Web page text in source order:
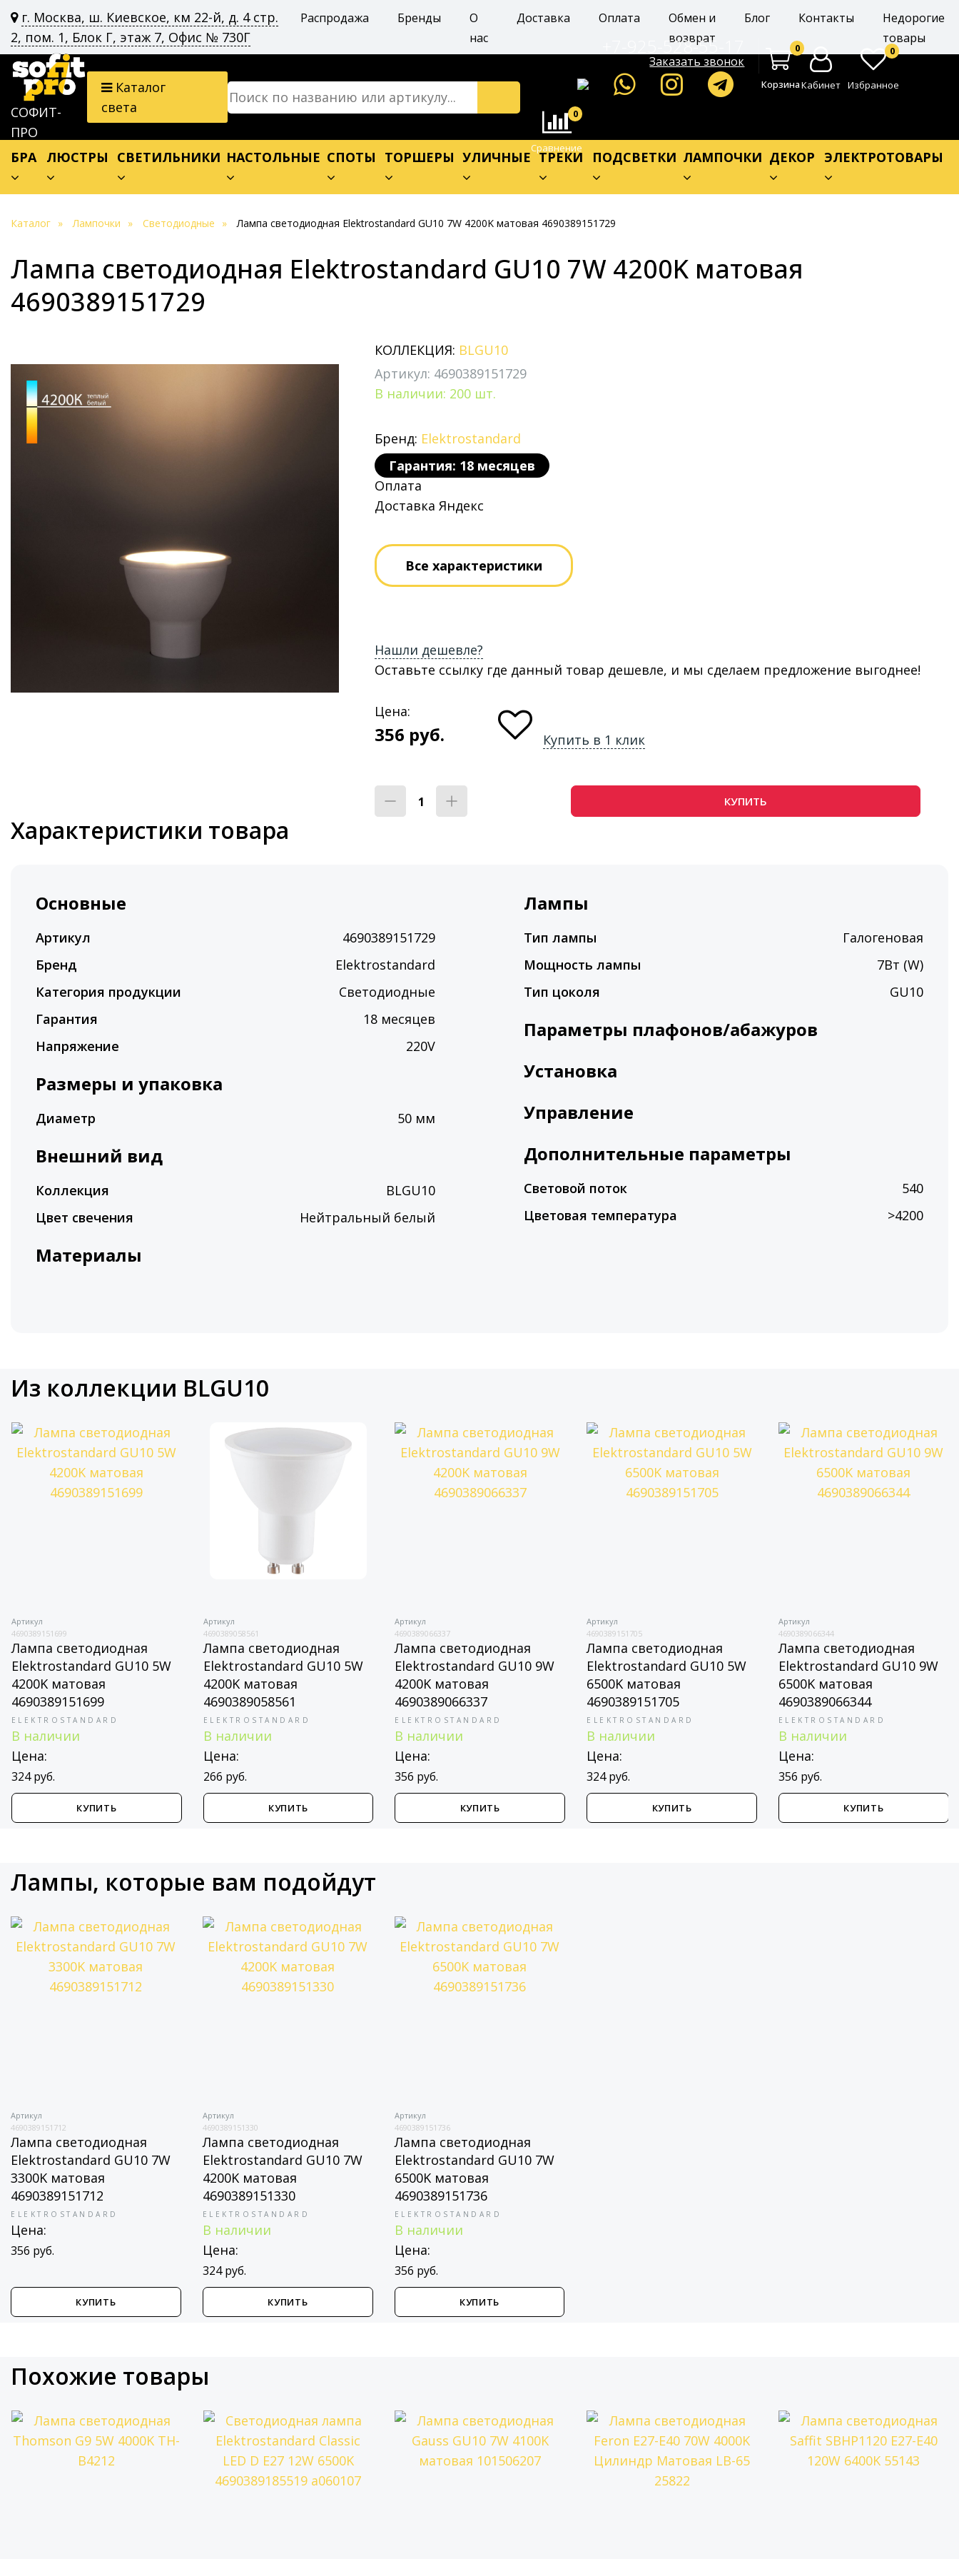
г. Москва, ш. Киевское, км 22-й, д. 4 стр.
2, пом. 1, Блок Г, этаж 7, Офис № 730Г
Распродажа Бренды
О
нас
Доставка Оплата
Обмен и
возврат
Блог Контакты
Недорогие
товары
СОФИТ-
ПРО
Каталог
света
+7-925-528-55-17
Заказать звонок
0
КорзинаКабинет
0
Избранное
0
Сравнение
БРА ЛЮСТРЫ СВЕТИЛЬНИКИ НАСТОЛЬНЫЕ СПОТЫ ТОРШЕРЫ УЛИЧНЫЕ ТРЕКИ ПОДСВЕТКИ ЛАМПОЧКИ ДЕКОР ЭЛЕКТРОТОВАРЫ
Каталог Лампочки Светодиодные Лампа светодиодная Elektrostandard GU10 7W 4200K матовая 4690389151729
Лампа светодиодная Elektrostandard GU10 7W 4200K матовая
4690389151729
КОЛЛЕКЦИЯ: BLGU10
Артикул: 4690389151729
В наличии: 200 шт.
Бренд: Elektrostandard
Гарантия: 18 месяцев
Оплата
Доставка Яндекс
Все характеристики
Нашли дешевле?
Оставьте ссылку где данный товар дешевле, и мы сделаем предложение выгоднее!
Цена:
356 руб. Купить в 1 клик
КУПИТЬ
Характеристики товара
Основные
Артикул
4690389151729
Бренд
Elektrostandard
Категория продукции
Светодиодные
Гарантия
18 месяцев
Напряжение
220V
Размеры и упаковка
Диаметр 50 мм
Внешний вид
Коллекция
BLGU10
Цвет свечения
Нейтральный белый
Материалы
Лампы
Тип лампы
Галогеновая
Мощность лампы
7Вт (W)
Тип цоколя
GU10
Параметры плафонов/абажуров
Установка
Управление
Дополнительные параметры
Световой поток
540
Цветовая температура
>4200
Из коллекции BLGU10
Артикул
4690389151699
Лампа светодиодная
Elektrostandard GU10 5W
4200K матовая
4690389151699
ELEKTROSTANDARD
В наличии
Цена:
324 руб.
КУПИТЬ
Артикул
4690389058561
Лампа светодиодная
Elektrostandard GU10 5W
4200K матовая
4690389058561
ELEKTROSTANDARD
В наличии
Цена:
266 руб.
КУПИТЬ
Артикул
4690389066337
Лампа светодиодная
Elektrostandard GU10 9W
4200K матовая
4690389066337
ELEKTROSTANDARD
В наличии
Цена:
356 руб.
КУПИТЬ
Артикул
4690389151705
Лампа светодиодная
Elektrostandard GU10 5W
6500K матовая
4690389151705
ELEKTROSTANDARD
В наличии
Цена:
324 руб.
КУПИТЬ
Артикул
4690389066344
Лампа светодиодная
Elektrostandard GU10 9W
6500K матовая
4690389066344
ELEKTROSTANDARD
В наличии
Цена:
356 руб.
КУПИТЬ
Лампы, которые вам подойдут
Артикул
4690389151712
Лампа светодиодная
Elektrostandard GU10 7W
3300K матовая
4690389151712
ELEKTROSTANDARD
Цена:
356 руб.
КУПИТЬ
Артикул
4690389151330
Лампа светодиодная
Elektrostandard GU10 7W
4200K матовая
4690389151330
ELEKTROSTANDARD
В наличии
Цена:
324 руб.
КУПИТЬ
Артикул
4690389151736
Лампа светодиодная
Elektrostandard GU10 7W
6500K матовая
4690389151736
ELEKTROSTANDARD
В наличии
Цена:
356 руб.
КУПИТЬ
Похожие товары